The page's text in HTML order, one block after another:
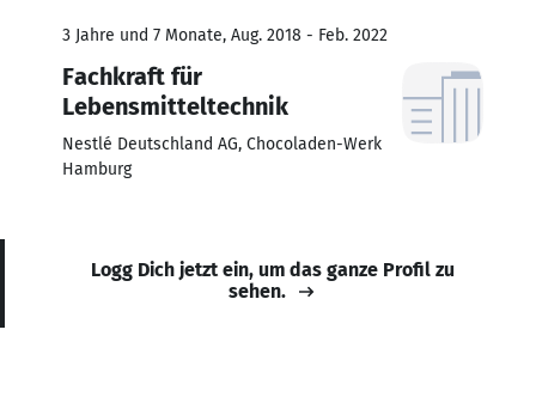
3 Jahre und 7 Monate, Aug. 2018 - Feb. 2022
Fachkraft für
Lebensmitteltechnik
Nestlé Deutschland AG, Chocoladen-Werk
Hamburg
Logg Dich jetzt ein, um das ganze Profil zu
sehen.